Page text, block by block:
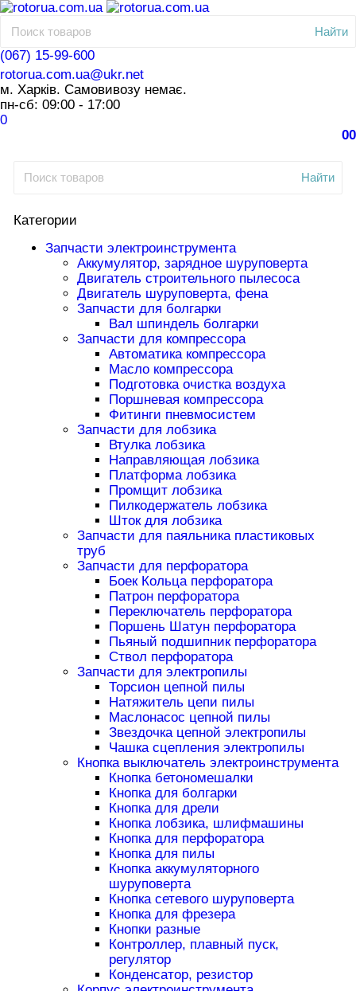
Найти
(067) 15-99-600
rotorua.com.ua@ukr.net
м. Харків. Самовивозу немає.
пн-сб: 09:00 - 17:00
0
00
Найти
Категории
Запчасти электроинструмента
Аккумулятор, зарядное шуруповерта
Двигатель строительного пылесоса
Двигатель шуруповерта, фена
Запчасти для болгарки
Вал шпиндель болгарки
Запчасти для компрессора
Автоматика компрессора
Масло компрессора
Подготовка очистка воздуха
Поршневая компрессора
Фитинги пневмосистем
Запчасти для лобзика
Втулка лобзика
Направляющая лобзика
Платформа лобзика
Промщит лобзика
Пилкодержатель лобзика
Шток для лобзика
Запчасти для паяльника пластиковых
труб
Запчасти для перфоратора
Боек Кольца перфоратора
Патрон перфоратора
Переключатель перфоратора
Поршень Шатун перфоратора
Пьяный подшипник перфоратора
Ствол перфоратора
Запчасти для электропилы
Торсион цепной пилы
Натяжитель цепи пилы
Маслонасос цепной пилы
Звездочка цепной электропилы
Чашка сцепления электропилы
Кнопка выключатель электроинструмента
Кнопка бетономешалки
Кнопка для болгарки
Кнопка для дрели
Кнопка лобзика, шлифмашины
Кнопка для перфоратора
Кнопка для пилы
Кнопка аккумуляторного
шуруповерта
Кнопка сетевого шуруповерта
Кнопка для фрезера
Кнопки разные
Контроллер, плавный пуск,
регулятор
Конденсатор, резистор